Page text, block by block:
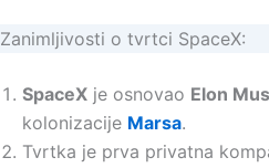
Zanimljivosti o tvrtci SpaceX:
SpaceX je osnovao Elon
kolonizacije Marsa.
Tvrtka je prva privatna